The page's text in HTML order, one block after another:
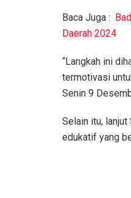
Baca Juga :
Daerah 2024
“Langkah ini
termotivasi
Senin 9
Selain itu,
edukatif yang